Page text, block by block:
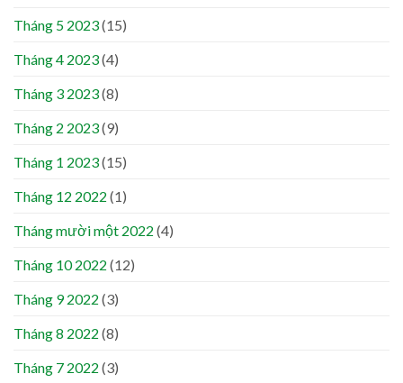
Tháng 5 2023(15)
Tháng 4 2023(4)
Tháng 3 2023(8)
Tháng 2 2023(9)
Tháng 1 2023(15)
Tháng 12 2022 (1)
Tháng mười một 2022 (4)
Tháng 10 2022 (12)
Tháng 9 2022 (3)
Tháng 8 2022 (8)
Tháng 7 2022 (3)